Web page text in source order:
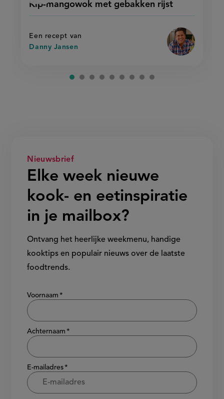
Kip-mangowok met gebakken rijst
met
rijst'
Een recept van
Danny Jansen
recept
mangowok
met
rijst
Nieuwsbrief
Elke week nieuwe
kook- en eetinspiratie
in je mailbox?
Ontvang het heerlijke weekmenu, handige
kooktips en populair nieuws over de laatste
foodtrends.
Show/hide
Voornaam
Achternaam
E-mailadres